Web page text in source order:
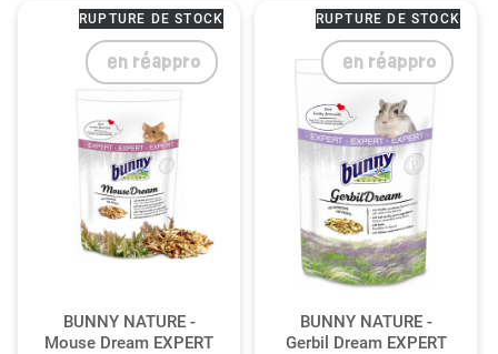
(1 avis)
BUNNY NATURE -
Mouse Dream EXPERT
RUPTURE DE STOCK
en réappro
BUNNY NATURE -
Gerbil Dream EXPERT
RUPTURE DE STOCK
en réappro